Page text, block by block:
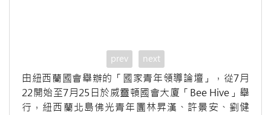
prev next
由紐西蘭國會舉辦的「國家青年領導論壇」，從7月
22開始至7月25日於威靈頓國會大廈「Bee Hive」舉
行，紐西蘭北島佛光青年團林昇漢、許景安、劉健